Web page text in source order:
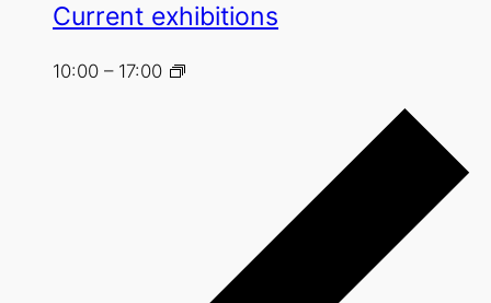
Current exhibitions
10:00 – 17:00